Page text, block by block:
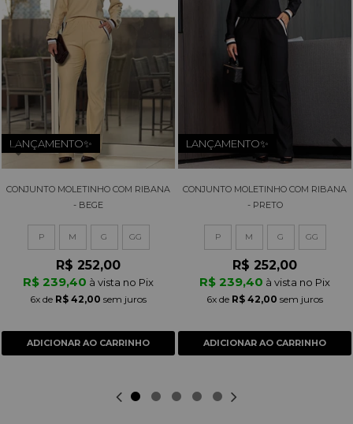
LANÇAMENTO✨
CONJUNTO MOLETINHO COM RIBANA
- BEGE
P M G GG
R$ 252,00
R$ 239,40 à vista no Pix
6x de R$ 42,00 sem juros
ADICIONAR AO CARRINHO
LANÇAMENTO✨
CONJUNTO MOLETINHO COM RIBANA
- PRETO
P M G GG
R$ 252,00
R$ 239,40 à vista no Pix
6x de R$ 42,00 sem juros
ADICIONAR AO CARRINHO